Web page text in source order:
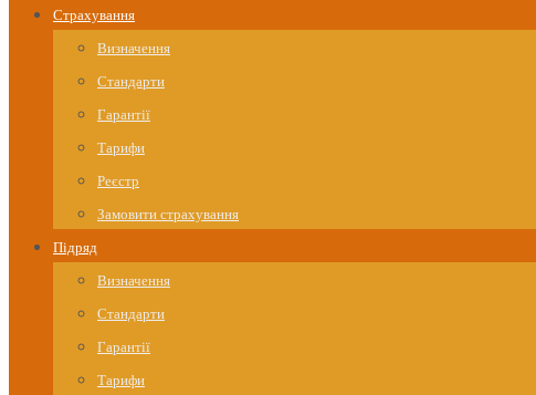
Страхування
Визначення
Стандарти
Гарантії
Тарифи
Реєстр
Замовити страхування
Підряд
Визначення
Стандарти
Гарантії
Тарифи